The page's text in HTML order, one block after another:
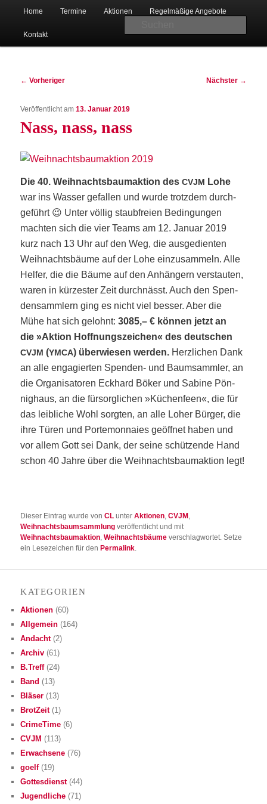
CVJM Lohe
Zum
primären
Inhalt
springen
Home Ter­mi­ne Aktio­nen Regel­mä­ßi­ge Angebote
Kon­takt
Beitragsnavigation
← Vorheriger Nächster →
Nass, nass, nass
Veröffentlicht am13. Januar 2019
Die 40. Weih­nachts­baum­ak­ti­on desCVJM Lohe
war ins Was­ser gefal­len und wur­de trotz­dem durch­
ge­führt 😉 Unter völ­lig staub­frei­en Bedin­gun­gen
mach­ten sich die vier Teams am 12. Janu­ar 2019
kurz nach 13 Uhr auf den Weg, die aus­ge­dien­ten
Weih­nachts­bäu­me auf der Lohe ein­zu­sam­meln. Alle
Hel­fer, die die Bäu­me auf den Anhän­gern ver­stau­ten,
waren in kür­zes­ter Zeit durch­nässt. Auch den Spen­
den­samm­lern ging es nicht viel bes­ser. Aber die
Mühe hat sich gelohnt:3085,– € kön­nen jetzt an
die »Akti­on Hoff­nungs­zei­chen« des deut­schen
CVJM (YMCA) über­wie­sen wer­den. Herz­li­chen Dank
an alle enga­gier­ten Spen­den- und Baum­samm­ler, an
die Orga­ni­sa­to­ren Eck­hard Böker und Sabi­ne Pön­
nig­haus, an die für­sorg­li­chen »Küchen­feen«, die für
das leib­li­che Wohl sorg­ten, an alle Loher Bür­ger, die
ihre Türen und Porte­mon­naies geöff­net haben und
vor allem Gott sei Dank, der sei­ne schüt­zen­de Hand
schon 40 Jah­re über die Weih­nachts­baum­ak­ti­on legt!
Dieser Eintrag wurde vonCL unterAktionen,CVJM ,
Weihnachtsbaumsammlung veröffentlicht und mit
Weihnachtsbaumaktion,Weihnachtsbäume verschlagwortet. Setze
ein Lesezeichen für den Permalink.
KATE­GO­RIEN
Aktionen (60)
Allgemein (164)
Andacht(2)
Archiv (61)
B.Treff(24)
Band (13)
Bläser (13)
BrotZeit(1)
CrimeTime (6)
CVJM (113)
Erwachsene (76)
goelf(19)
Gottesdienst(44)
Jugendliche (71)